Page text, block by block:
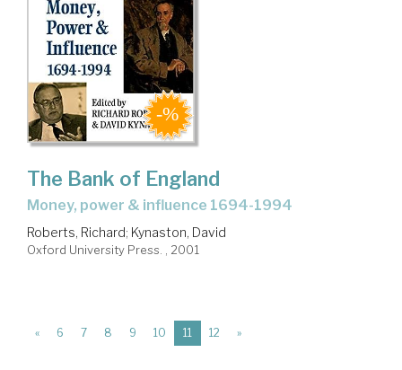
The Bank of England
Money, power & influence 1694-1994
Roberts, Richard; Kynaston, David
Oxford University Press. , 2001
« 6 7 8 9 10 11 (current)
12 »